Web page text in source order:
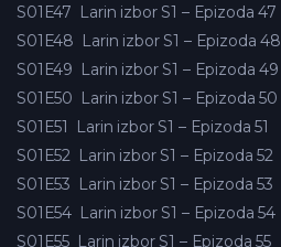
S01E47 Larin izbor S1 – Epizoda 47
S01E48 Larin izbor S1 – Epizoda 48
S01E49 Larin izbor S1 – Epizoda 49
S01E50 Larin izbor S1 – Epizoda 50
S01E51
Larin izbor S1 – Epizoda 51
S01E52 Larin izbor S1 – Epizoda 52
S01E53 Larin izbor S1 – Epizoda 53
S01E54 Larin izbor S1 – Epizoda 54
S01E55 Larin izbor S1 – Epizoda 55